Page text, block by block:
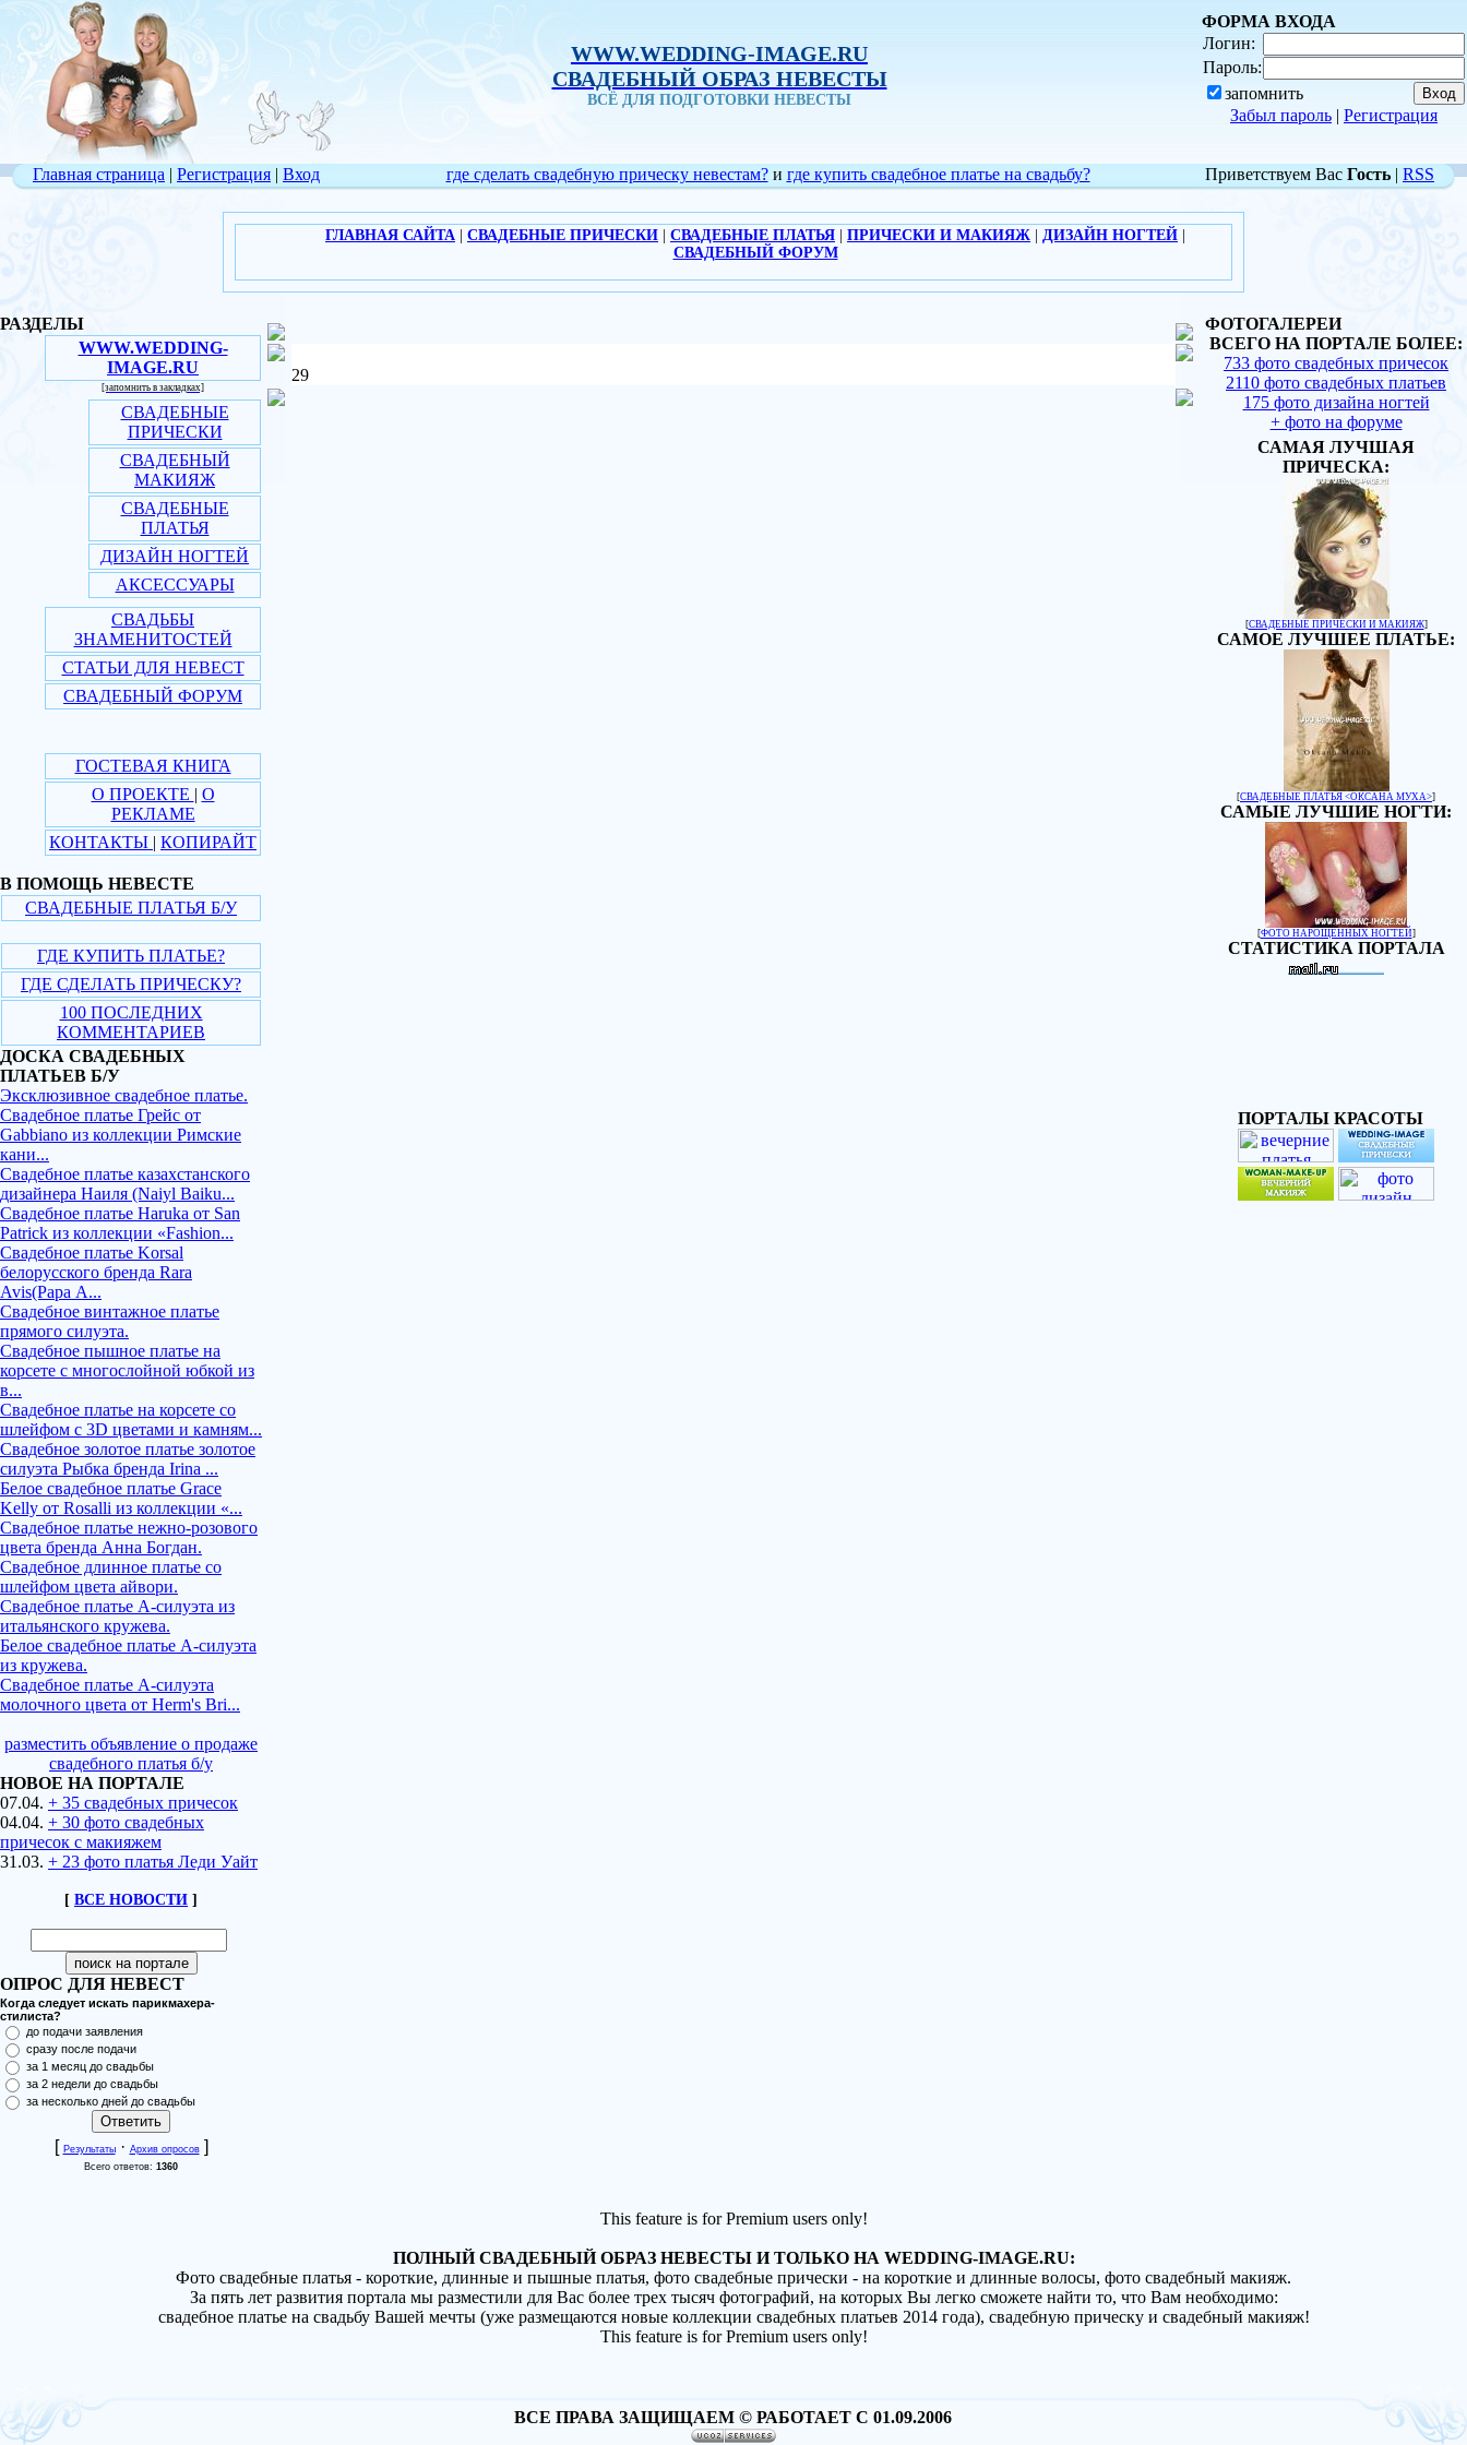
WWW.WEDDING-IMAGE.RU
СВАДЕБНЫЙ ОБРАЗ НЕВЕСТЫ
ВСЁ ДЛЯ ПОДГОТОВКИ НЕВЕСТЫ
ФОРМА ВХОДА
Логин:
Пароль:
запомнить
Забыл пароль | Регистрация
Главная страница | Регистрация | Вход где сделать свадебную прическу невестам?и где купить свадебное платье на свадьбу? Приветствуем Вас Гость | RSS
ГЛАВНАЯ САЙТА СВАДЕБНЫЕ ПРИЧЕСКИ СВАДЕБНЫЕ ПЛАТЬЯ ПРИЧЕСКИ И МАКИЯЖ ДИЗАЙН НОГТЕЙ
СВАДЕБНЫЙ ФОРУМ
РАЗДЕЛЫ
WWW.WEDDING-
IMAGE.RU
[запомнить в закладках]
СВАДЕБНЫЕ
ПРИЧЕСКИ
СВАДЕБНЫЙ
МАКИЯЖ
СВАДЕБНЫЕ
ПЛАТЬЯ
ДИЗАЙН НОГТЕЙ
АКСЕССУАРЫ
СВАДЬБЫ
ЗНАМЕНИТОСТЕЙ
СТАТЬИ ДЛЯ НЕВЕСТ
СВАДЕБНЫЙ ФОРУМ
ГОСТЕВАЯ КНИГА
О ПРОЕКТЕ | О
РЕКЛАМЕ
КОНТАКТЫ | КОПИРАЙТ
В ПОМОЩЬ НЕВЕСТЕ
СВАДЕБНЫЕ ПЛАТЬЯ Б/У
ГДЕ КУПИТЬ ПЛАТЬЕ?
ГДЕ СДЕЛАТЬ ПРИЧЕСКУ?
100 ПОСЛЕДНИХ
КОММЕНТАРИЕВ
ДОСКА СВАДЕБНЫХ
ПЛАТЬЕВ Б/У
Эксклюзивное свадебное платье.
Свадебное платье Грейс от
Gabbiano из коллекции Римские
кани...
Свадебное платье казахстанского
дизайнера Наиля (Naiyl Baiku...
Свадебное платье Haruka от San
Patrick из коллекции «Fashion...
Свадебное платье Korsal
белорусского бренда Rara
Avis(Рара А...
Свадебное винтажное платье
прямого силуэта.
Свадебное пышное платье на
корсете с многослойной юбкой из
в...
Свадебное платье на корсете со
шлейфом с 3D цветами и камням...
Свадебное золотое платье золотое
силуэта Рыбка бренда Irina ...
Белое свадебное платье Grace
Kelly от Rosalli из коллекции «...
Свадебное платье нежно-розового
цвета бренда Анна Богдан.
Свадебное длинное платье со
шлейфом цвета айвори.
Свадебное платье А-силуэта из
итальянского кружева.
Белое свадебное платье А-силуэта
из кружева.
Свадебное платье А-силуэта
молочного цвета от Herm's Bri...
разместить объявление о продаже
свадебного платья б/у
НОВОЕ НА ПОРТАЛЕ
07.04. + 35 свадебных причесок
04.04. + 30 фото свадебных
причесок с макияжем
31.03. + 23 фото платья Леди Уайт
[ ВСЕ НОВОСТИ ]
ОПРОС ДЛЯ НЕВЕСТ
Когда следует искать парикмахера-
стилиста?
до подачи заявления
сразу после подачи
за 1 месяц до свадьбы
за 2 недели до свадьбы
за несколько дней до свадьбы
[ Результаты· Архив опросов]
Всего ответов: 1360
29
ФОТОГАЛЕРЕИ
ВСЕГО НА ПОРТАЛЕ БОЛЕЕ:
733 фото свадебных причесок
2110 фото свадебных платьев
175 фото дизайна ногтей
+ фото на форуме
САМАЯ ЛУЧШАЯ
ПРИЧЕСКА:
[СВАДЕБНЫЕ ПРИЧЕСКИ И МАКИЯЖ]
САМОЕ ЛУЧШЕЕ ПЛАТЬЕ:
[СВАДЕБНЫЕ ПЛАТЬЯ <ОКСАНА МУХА>]
САМЫЕ ЛУЧШИЕ НОГТИ:
[ФОТО НАРОЩЕННЫХ НОГТЕЙ]
СТАТИСТИКА ПОРТАЛА
ПОРТАЛЫ КРАСОТЫ
This feature is for Premium users only!
ПОЛНЫЙ СВАДЕБНЫЙ ОБРАЗ НЕВЕСТЫ И ТОЛЬКО НА WEDDING-IMAGE.RU:
Фото свадебные платья - короткие, длинные и пышные платья, фото свадебные прически - на короткие и длинные волосы, фото свадебный макияж.
За пять лет развития портала мы разместили для Вас более трех тысяч фотографий, на которых Вы легко сможете найти то, что Вам необходимо:
свадебное платье на свадьбу Вашей мечты (уже размещаются новые коллекции свадебных платьев 2014 года), свадебную прическу и свадебный макияж!
This feature is for Premium users only!
ВСЕ ПРАВА ЗАЩИЩАЕМ © РАБОТАЕТ С 01.09.2006